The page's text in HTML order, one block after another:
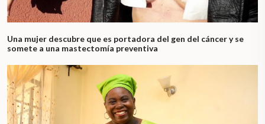
Una mujer descubre que es portadora del gen del cáncer y se
somete a una mastectomía preventiva